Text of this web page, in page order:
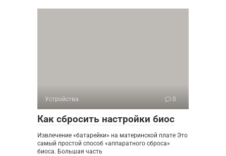
Устройства 0
Как сбросить настройки биос
Извлечение «батарейки» на материнской плате Это
самый простой способ «аппаратного сброса»
биоса. Большая часть